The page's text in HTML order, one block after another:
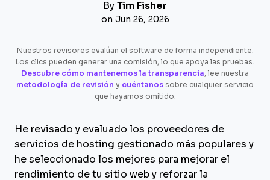
By Tim Fisher
on Jun 26, 2026
Nuestros revisores evalúan el software de forma independiente.
Los clics pueden generar una comisión, lo que apoya las pruebas.
Descubre cómo mantenemos la transparencia, lee nuestra
metodología de revisión y cuéntanos sobre cualquier servicio
que hayamos omitido.
He revisado y evaluado los proveedores de
servicios de hosting gestionado más populares y
he seleccionado los mejores para mejorar el
rendimiento de tu sitio web y reforzar la